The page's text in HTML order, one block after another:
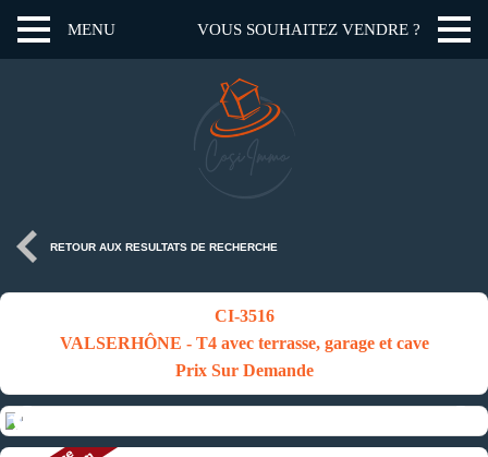
MENU VOUS SOUHAITEZ VENDRE ?
RETOUR AUX RESULTATS DE RECHERCHE
CI-3516
VALSERHÔNE - T4 avec terrasse, garage et cave
Prix Sur Demande